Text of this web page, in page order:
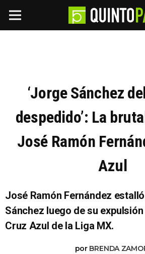
‘Jorge Sánchez
despedido’: La
José Ramón
Azul
José Ramón Fernández
Sánchez luego de su
Cruz Azul de la Liga MX.
por BRENDA